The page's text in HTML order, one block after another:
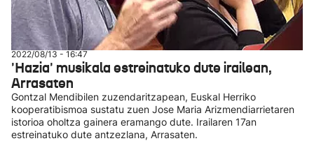
2022/08/13 - 16:47
'Hazia' musikala estreinatuko dute irailean,
Arrasaten
Gontzal Mendibilen zuzendaritzapean, Euskal Herriko
kooperatibismoa sustatu zuen Jose Maria Arizmendiarrietaren
istorioa oholtza gainera eramango dute. Irailaren 17an
estreinatuko dute antzezlana, Arrasaten.